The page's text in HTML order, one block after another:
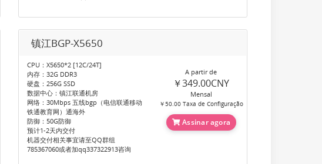
镇江BGP-X5650
CPU：X5650*2 [12C/24T]
内存：32G DDR3
硬盘：256G SSD
数据中心：镇江联通机房
网络：30Mbps 五线bgp（电信联通移动
铁通教育网）通海外
防御：50G防御
预计1-2天内交付
机器交付相关事宜请至QQ群组
785367060或者加qq337322913咨询
A partir de
￥349.00CNY
Mensal
￥50.00 Taxa de Configuração
Assinar agora